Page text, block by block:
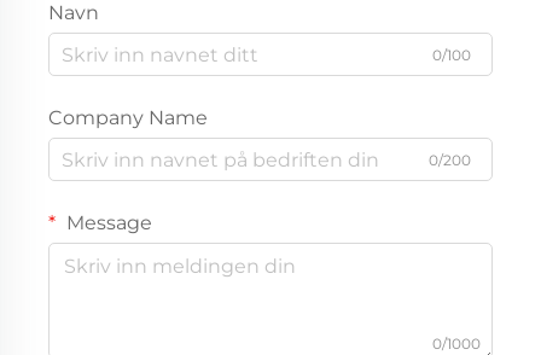
Navn
0/100
Company Name
0/200
Message
0/1000